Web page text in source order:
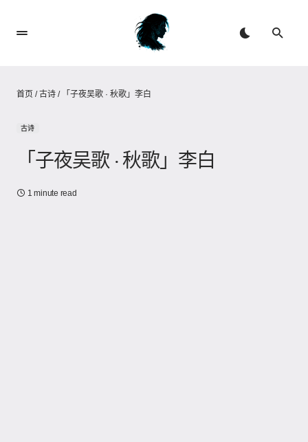
首页 /古诗 / 「子夜吴歌 · 秋歌」李白
古诗
「子夜吴歌 · 秋歌」李白
1 minute read